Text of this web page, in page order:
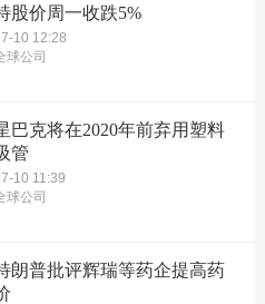
股价周一收跌5%
10 12:28
球公司
巴克将在2020年前弃用塑料
管
10 11:39
球公司
朗普批评辉瑞等药企提高药